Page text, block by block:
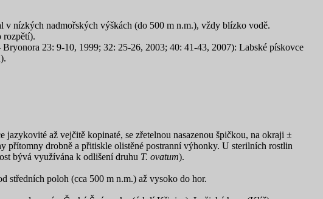
v nízkých nadmořských výškách (do 500 m n.m.), vždy blízko vodě.
rozpětí).
23: 9-10, 1999; 32: 25-26, 2003; 40: 41-43, 2007): Labské pískovce
až vejčitě kopinaté, se zřetelnou nasazenou špičkou, na okraji ±
přítomny drobně a přitiskle olistěné postranní výhonky. U sterilních rostlin
bývá využívána k odlišení druhu T. ovatum).
středních poloh (cca 500 m n.m.) až vysoko do hor.